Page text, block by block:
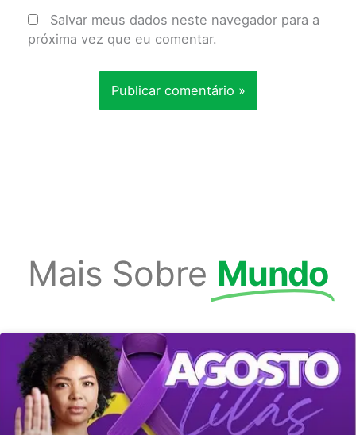
Salvar meus dados neste navegador para a
próxima vez que eu comentar.
Mais Sobre Mundo